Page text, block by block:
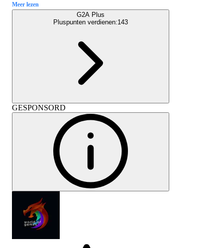
Meer lezen
G2A Plus
Pluspunten verdienen:143
GESPONSORD